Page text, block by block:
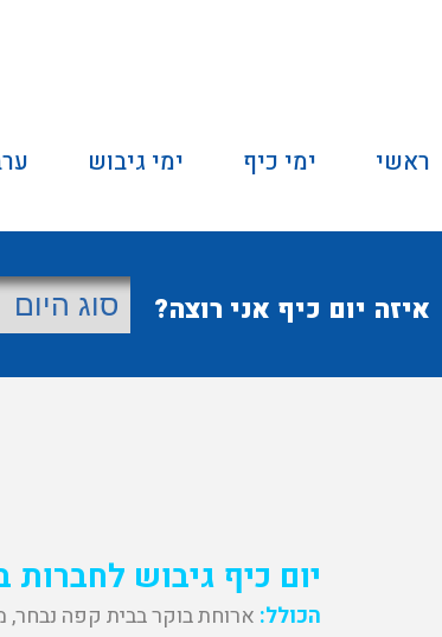
ראשי ימי כיף ימי גיבוש
איזה יום כיף אני רוצה?
יום כיף גיבוש
הכולל: ארוחת בוקר בבית קפה נבחר,